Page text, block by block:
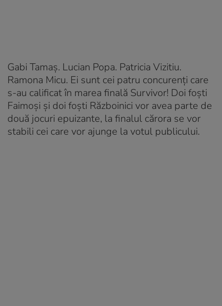
Gabi Tamaș. Lucian Popa. Patricia Vizitiu.
Ramona Micu. Ei sunt cei patru concurenți care
s-au calificat în marea finală Survivor! Doi foști
Faimoși și doi foști Războinici vor avea parte de
două jocuri epuizante, la finalul cărora se vor
stabili cei care vor ajunge la votul publicului.